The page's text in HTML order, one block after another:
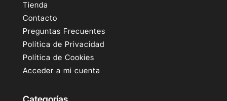
Tienda
Contacto
Preguntas Frecuentes
Política de Privacidad
Política de Cookies
Acceder a mi cuenta